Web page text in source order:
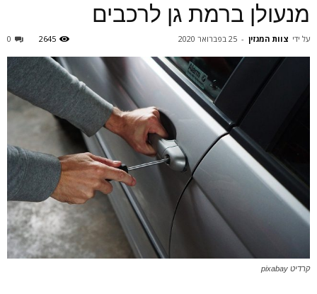
מנעולן ברמת גן לרכבים
על ידי צוות המגזין - 25 בפברואר 2020 0 2645
קרדיט pixabay